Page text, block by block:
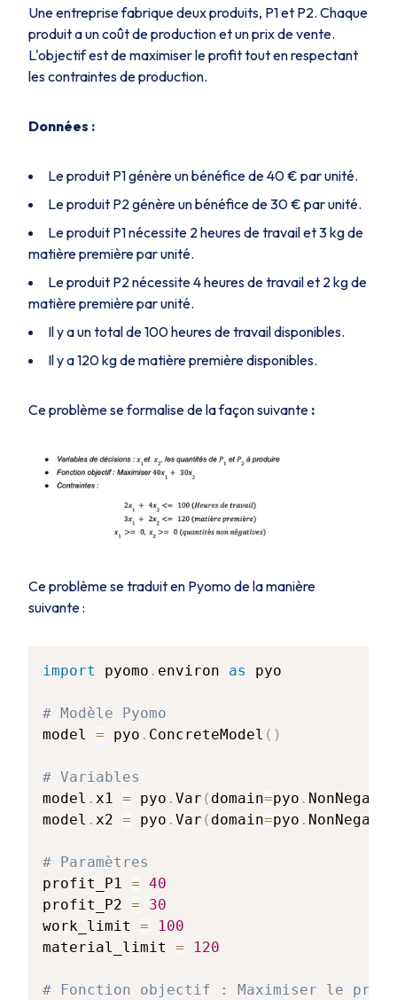
Une entreprise fabrique deux produits, P1​ et P2. Chaque
produit a un coût de production et un prix de vente.
L'objectif est de maximiser le profit tout en respectant
les contraintes de production.
Données :
Le produit P1​ génère un bénéfice de 40 € par unité.
Le produit P2 génère un bénéfice de 30 € par unité.
Le produit P1​ nécessite 2 heures de travail et 3 kg de
matière première par unité.
Le produit P2 nécessite 4 heures de travail et 2 kg de
matière première par unité.
Il y a un total de 100 heures de travail disponibles.
Il y a 120 kg de matière première disponibles.
Ce problème se formalise de la façon suivante :
Ce problème se traduit en Pyomo de la manière
suivante :
import pyomo . environ as pyo
# Modèle Pyomo
model = pyo . ConcreteModel ( )
# Variables
model . x1 = pyo . Var ( domain=pyo .
model . x2 = pyo . Var ( domain=pyo .
# Paramètres
profit_P1 = 40
profit_P2 =
30
work_limit =
100
material_limit = 120
# Fonction objectif : Maximiser le